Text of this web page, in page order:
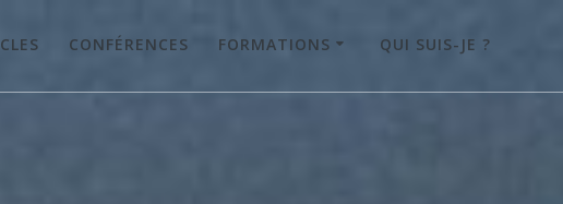
CONFÉRENCES FORMATIONS QUI SUIS-JE ?